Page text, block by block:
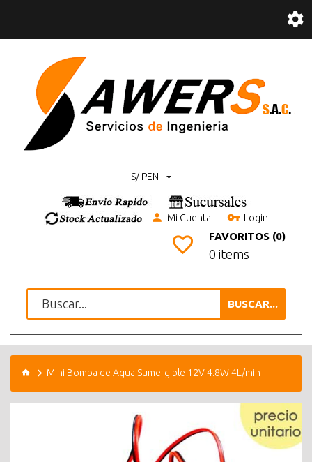
S/ PEN
Mi Cuenta Login
FAVORITOS (0)
0 items
BUSCAR...
Mini Bomba de Agua Sumergible 12V 4.8W 4L/min